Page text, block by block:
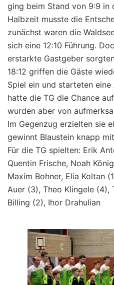
ging beim Stand von 9:9 in
Halbzeit musste die
zunächst waren die
sich eine 12:10 Führung.
erstarkte Gastgeber
18:12 griffen die Gäste
Spiel ein und starteten
hatte die TG die Chance
wurden aber von
Im Gegenzug erzielten sie
gewinnt Blaustein knapp
Für die TG spielten: Erik
Quentin Frische, Noah
Maxim Bohner, Elia Koltan
Auer (3), Theo Klingele (4),
Billing (2), Ihor Drahulian